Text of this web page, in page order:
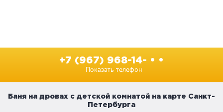
+7 (967) 968-14- • •
Показать телефон
Баня на дровах с детской комнатой на карте Санкт-
Петербурга